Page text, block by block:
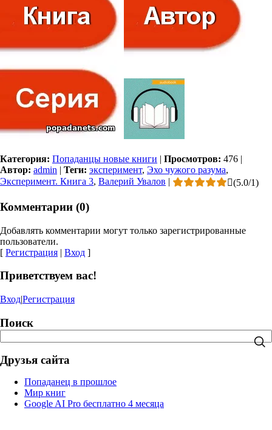
Категория: Попаданцы новые книги | Просмотров: 476 |
Автор: admin | Теги: эксперимент, Эхо чужого разума,
Эксперимент. Книга 3, Валерий Увалов | (5.0/1)
Комментарии (0)
Добавлять комментарии могут только зарегистрированные
пользователи.
[ Регистрация | Вход ]
Приветствуем вас!
Вход|Регистрация
Поиск
Друзья сайта
Попаданец в прошлое
Мир книг
Google AI Pro бесплатно 4 месяца